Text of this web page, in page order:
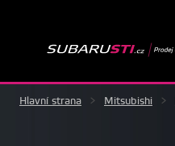
Hlavní strana > Mitsubishi >